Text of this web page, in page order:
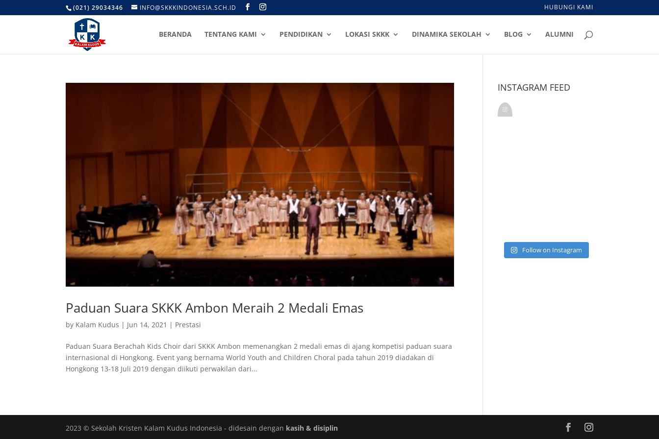
(021) 29034346 INFO@SKKKINDONESIA.SCH.ID HUBUNGI KAMI
BERANDA TENTANG KAMI PENDIDIKAN LOKASI SKKK DINAMIKA SEKOLAH BLOG ALUMNI
Paduan Suara SKKK Ambon Meraih 2 Medali Emas
by Kalam Kudus | Jun 14, 2021 | Prestasi
Paduan Suara Berachah Kids Choir dari SKKK Ambon memenangkan 2 medali emas di ajang kompetisi paduan suara
internasional di Hongkong. Event yang bernama World Youth and Children Choral pada tahun 2019 diadakan di
Hongkong 13-18 Juli 2019 dengan diikuti perwakilan dari...
INSTAGRAM FEED
kalamkudusindonesia
Follow on Instagram
2023 © Sekolah Kristen Kalam Kudus Indonesia - didesain dengan kasih & disiplin